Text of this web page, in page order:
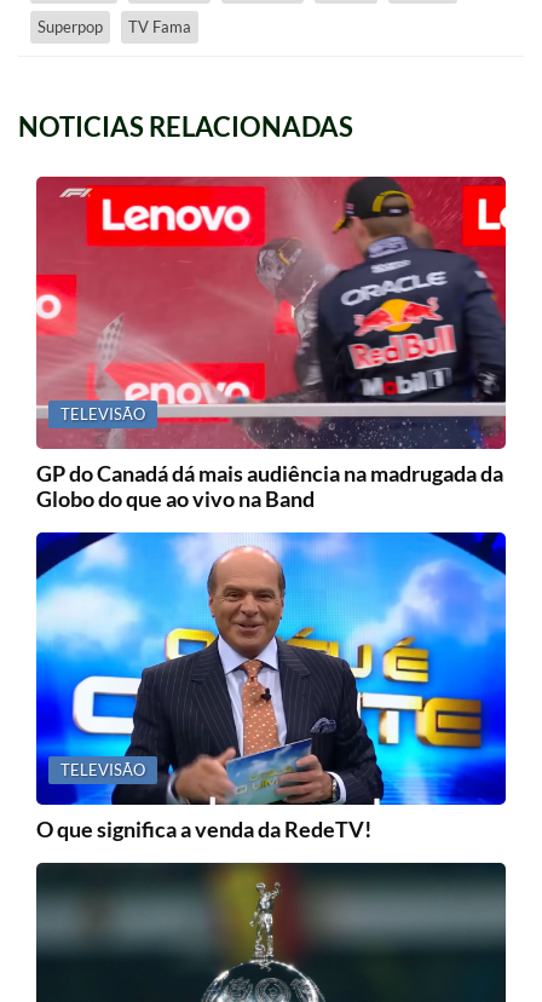
Superpop TV Fama
NOTICIAS RELACIONADAS
TELEVISÃO
GP do Canadá dá mais audiência na madrugada da
Globo do que ao vivo na Band
TELEVISÃO
O que significa a venda da RedeTV!